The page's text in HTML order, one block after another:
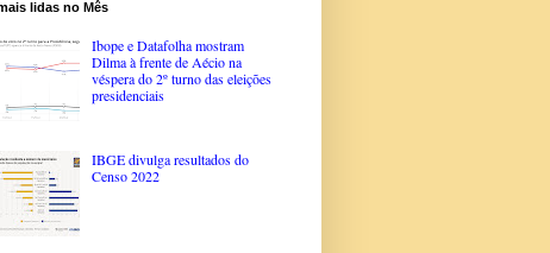
lidas no Mês
Ibope e Datafolha mostram
Dilma à frente de Aécio na
véspera do 2º turno das eleições
presidenciais
IBGE divulga resultados do
Censo 2022